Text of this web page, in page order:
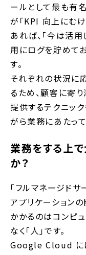
ールとして最も有
が「KPI 向上にむ
あれば、「今は活
用にログを貯めて
す。
それぞれの状況に
るため、顧客に寄
提供するテクニッ
がら業務にあたって
業務をする上
か？
「フルマネージドサ
アプリケーション
かかるのはコンピ
なく「人」です。
Google Cloud